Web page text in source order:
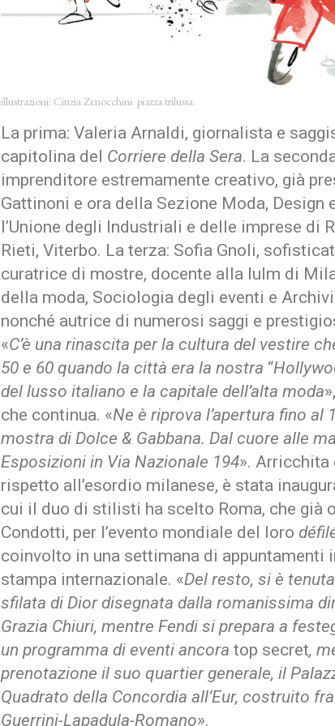
illustrazioni: Cinzia Zenocchini. piazza trilussa.
La prima: Valeria Arnaldi, giornalista e
capitolina del Corriere della Sera. La
imprenditore estremamente creativo, già
Gattinoni e ora della Sezione Moda, Design
l’Unione degli Industriali e delle imprese di
Rieti, Viterbo. La terza: Sofia Gnoli,
curatrice di mostre, docente alla Iulm di
della moda, Sociologia degli eventi e
nonché autrice di numerosi saggi e
«C’è una rinascita per la cultura del vestire
50 e 60 quando la città era la nostra “
del lusso italiano e la capitale dell’alta moda
che continua. «Ne è riprova l’apertura fino al
mostra di Dolce & Gabbana. Dal cuore alle
Esposizioni in Via Nazionale 194». Arricchita
rispetto all’esordio milanese, è stata
cui il duo di stilisti ha scelto Roma, che già
Condotti, per l’evento mondiale del loro
coinvolto in una settimana di
stampa internazionale. «Del resto, si è
sfilata di Dior disegnata dalla romanissima
Grazia Chiuri, mentre Fendi si prepara a
un programma di eventi ancora top secret,
prenotazione il suo quartier generale, il
Quadrato della Concordia all’Eur, costruito
Guerrini-Lapadula-Romano».